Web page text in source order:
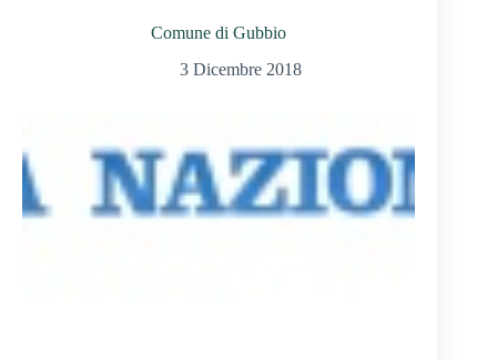
Comune di Gubbio
3 Dicembre 2018